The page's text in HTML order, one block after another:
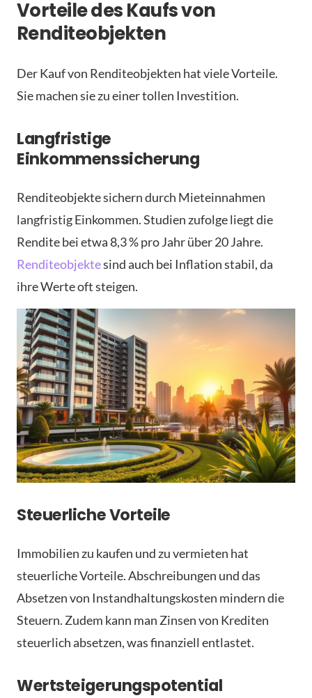
Vorteile des Kaufs von
Renditeobjekten
Der Kauf von Renditeobjekten hat viele Vorteile.
Sie machen sie zu einer tollen Investition.
Langfristige
Einkommenssicherung
Renditeobjekte sichern durch Mieteinnahmen
langfristig Einkommen. Studien zufolge liegt die
Rendite bei etwa 8,3 % pro Jahr über 20 Jahre.
Renditeobjektesind auch bei Inflation stabil, da
ihre Werte oft steigen.
Steuerliche Vorteile
Immobilien zu kaufen und zu vermieten hat
steuerliche Vorteile. Abschreibungen und das
Absetzen von Instandhaltungskosten mindern die
Steuern. Zudem kann man Zinsen von Krediten
steuerlich absetzen, was finanziell entlastet.
Wertsteigerungspotential